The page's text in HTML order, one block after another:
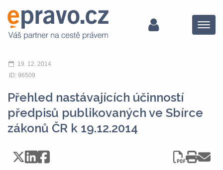
Menu
19. 12. 2014
ID: 96509
Přehled nastávajících účinností
předpisů publikovaných ve Sbírce
zákonů ČR k 19.12.2014